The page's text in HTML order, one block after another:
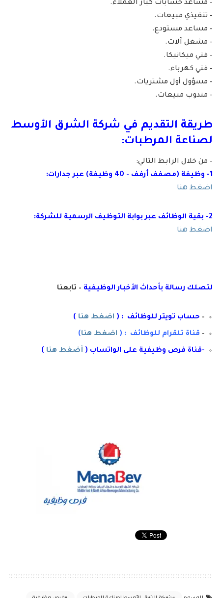
– مساعد حسابات كبار العملاء.
– تنفيذي مبيعات.
– مساعد مستودع.
– مشغل آلات.
– فني ميكانيكا.
– فني كهرباء.
– مسؤول أول مشتريات.
– مندوب مبيعات.
طريقة التقديم في شركة الشرق الأوسط
لصناعة المرطبات:
– من خلال الرابط التالي:
1- وظيفة (مصفف أرفف – 40 وظيفة) عبر جدارات:
اضغط هنا
2- بقية الوظائف عبر بوابة التوظيف الرسمية للشركة:
اضغط هنا
لتصلك رسالة بأحداث الأخبار الوظيفية – تابعنا
– حساب تويتر للوظائف : ( اضغط هنا )
– قناة تلقرام للوظائف : ( اضغط هنا)
-قناة فرص وظيفية على الواتساب ( أضغط هنا )